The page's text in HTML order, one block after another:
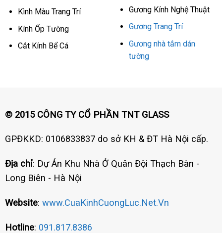
Kình Màu Trang Trí
Kính Ốp Tường
Cắt Kính Bể Cá
Gương Kính Nghệ Thuật
Gương Trang Trí
Gương nhà tắm dán
tường
© 2015 CÔNG TY CỔ PHẦN TNT GLASS
GPĐKKD: 0106833837 do sở KH & ĐT Hà Nội cấp.
Địa chỉ: Dự Án Khu Nhà Ở Quân Đội Thạch Bàn -
Long Biên - Hà Nội
Website: www.CuaKinhCuongLuc.Net.Vn
Hotline: 091.817.8386